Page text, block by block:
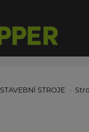
STAVEBNÍ STROJE